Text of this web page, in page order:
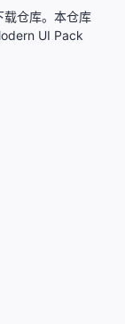
仓库。本仓库
UI Pack